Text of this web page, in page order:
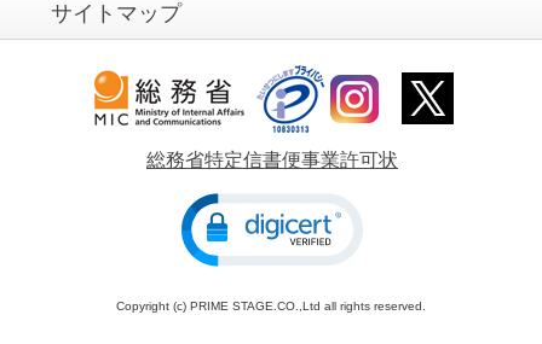
サイトマップ
総務省特定信書便事業許可状
Copyright (c) PRIME STAGE.CO.,Ltd all rights reserved.